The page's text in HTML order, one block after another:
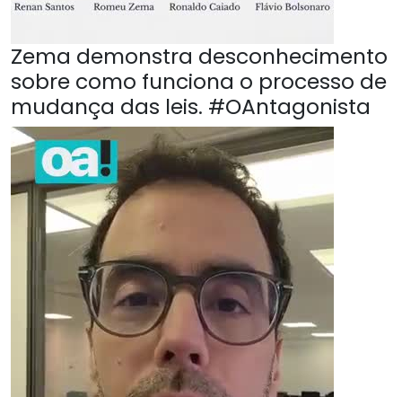
Zema demonstra desconhecimento
sobre como funciona o processo de
mudança das leis. #OAntagonista